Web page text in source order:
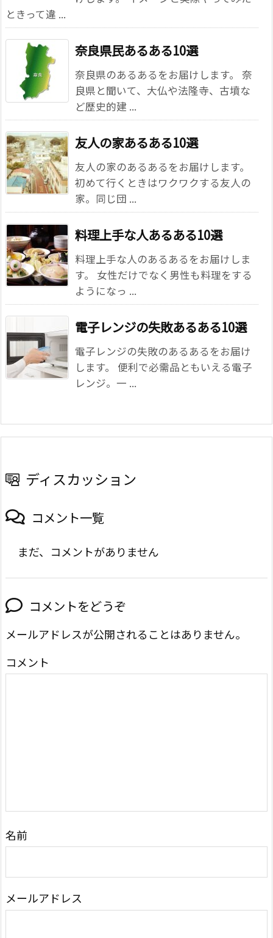
ときって違 ...
奈良県民あるある10選
奈良県のあるあるをお届けします。 奈
良県と聞いて、大仏や法隆寺、古墳な
ど歴史的建 ...
友人の家あるある10選
友人の家のあるあるをお届けします。
初めて行くときはワクワクする友人の
家。同じ団 ...
料理上手な人あるある10選
料理上手な人のあるあるをお届けしま
す。 女性だけでなく男性も料理をする
ようになっ ...
電子レンジの失敗あるある10選
電子レンジの失敗のあるあるをお届け
します。 便利で必需品ともいえる電子
レンジ。一 ...
ディスカッション
コメント一覧
まだ、コメントがありません
コメントをどうぞ
メールアドレスが公開されることはありません。
コメント
名前
メールアドレス